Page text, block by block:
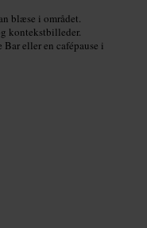
blæse i området.
kontekstbilleder.
eller en cafépause i